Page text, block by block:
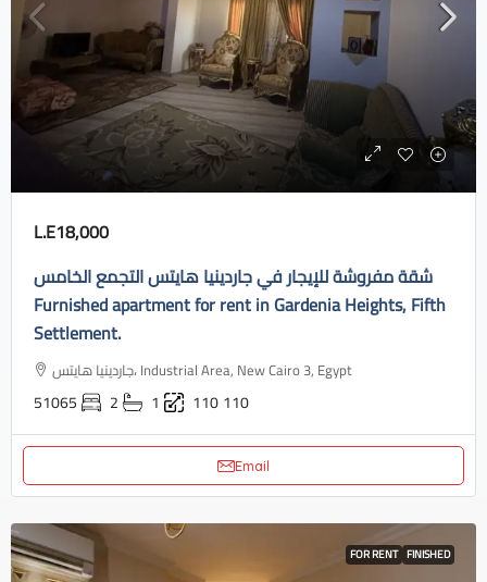
L.E18,000
شقة مفروشة للإيجار في جاردينيا هايتس التجمع الخامس
Furnished apartment for rent in Gardenia Heights, Fifth
Settlement.
جاردينيا هايتس، Industrial Area, New Cairo 3, Egypt
51065 2 1 110110
Email
FOR RENT FINISHED